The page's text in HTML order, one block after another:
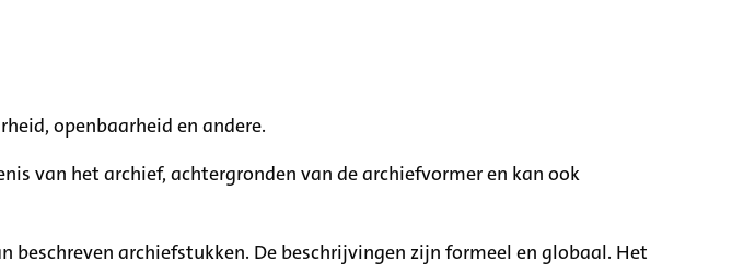
openbaarheid en andere.
van het archief, achtergronden van de archiefvormer en kan ook
archiefstukken. De beschrijvingen zijn formeel en globaal. Het